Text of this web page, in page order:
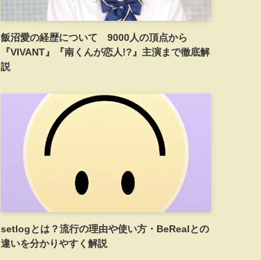
飯沼愛の経歴について 9000人の頂点から
『VIVANT』『南くんが恋人!?』主演まで徹底解
説
setlogとは？流行の理由や使い方・BeRealとの
違いを分かりやすく解説